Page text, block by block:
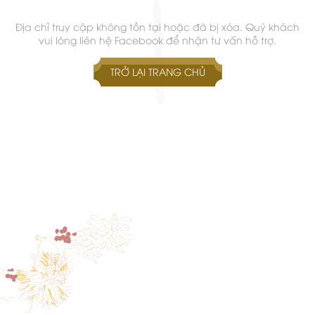
Địa chỉ truy cập không tồn tại hoặc đã bị xóa. Quý khách
vui lòng liên hệ Facebook để nhận tư vấn hỗ trợ.
TRỞ LẠI TRANG CHỦ